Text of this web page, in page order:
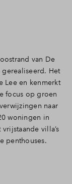
van De
Het
Lee en kenmerkt
focus op groen
naar
woningen in
villa’s
penthouses.